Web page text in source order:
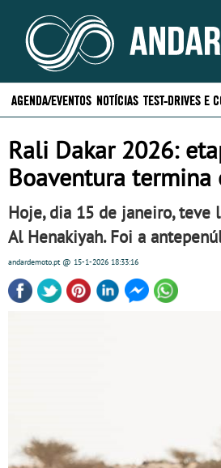
AGENDA/EVENTOS NOTÍCIAS TEST-DRIVES E
Rali Dakar 2026:
Boaventura termina
Hoje, dia 15 de janeiro, teve
Al Henakiyah. Foi a
andardemoto.pt@ 15-1-2026 18:33:16